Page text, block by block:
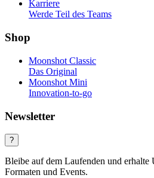
Karriere
Werde Teil des Teams
Shop
Moonshot Classic
Das Original
Moonshot Mini
Innovation-to-go
Newsletter
?
Bleibe auf dem Laufenden und erhalte
Formaten und Events.